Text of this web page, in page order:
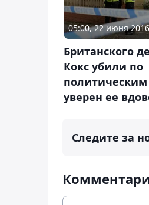
05:00, 22 июня 2016
Британского
Кокс убили по
уверен ее
Следите за